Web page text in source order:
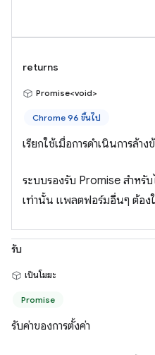
returns
Promise<void>
Chrome 96 ขึ้นไป
เรียกใช้เมื่อการดำเนินการล้า
ระบบรองรับ Promise สำหรั
เท่านั้น แพลตฟอร์มอื่นๆ ต้องใ
รับ
เป็นโมฆะ
Promise
รับค่าของการตั้งค่า